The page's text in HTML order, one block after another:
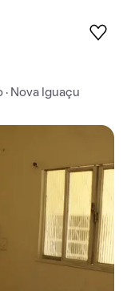
Nova Iguaçu